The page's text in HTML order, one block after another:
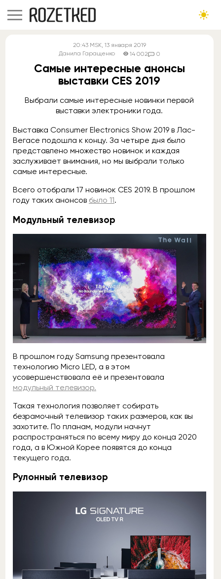
20:43 MSK, 13 января 2019
Данила Гаращенко
14 002 0
Самые интересные анонсы
выставки CES 2019
Выбрали самые интересные новинки первой
выставки электроники года.
Выставка Consumer Electronics Show 2019 в Лас-
Вегасе подошла к концу. За четыре дня было
представлено множество новинок и каждая
заслуживает внимания, но мы выбрали только
самые интересные.
Всего отобрали 17 новинок CES 2019. В прошлом
году таких анонсов было 11.
Модульный телевизор
В прошлом году Samsung презентовала
технологию Micro LED, а в этом
усовершенствовала её и презентовала
модульный телевизор.
Такая технология позволяет собирать
безрамочный телевизор таких размеров, как вы
захотите. По планам, модули начнут
распространяться по всему миру до конца 2020
года, а в Южной Корее появятся до конца
текущего года.
Рулонный телевизор